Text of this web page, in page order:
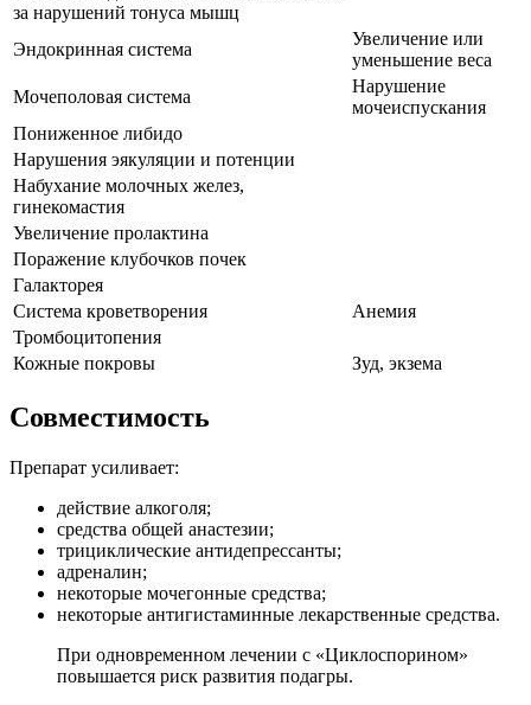
за нарушений тонуса мышц
Эндокринная система
Увеличение или
уменьшение веса
Мочеполовая система
Нарушение
мочеиспускания
Пониженное либидо
Нарушения эякуляции и потенции
Набухание молочных желез,
гинекомастия
Увеличение пролактина
Поражение клубочков почек
Галакторея
Система кроветворения
Анемия
Тромбоцитопения
Кожные покровы
Зуд, экзема
Совместимость
Препарат усиливает:
действие алкоголя;
средства общей анастезии;
трициклические антидепрессанты;
адреналин;
некоторые мочегонные средства;
некоторые антигистаминные лекарственные средства.
При одновременном лечении с «Циклоспорином»
повышается риск развития подагры.